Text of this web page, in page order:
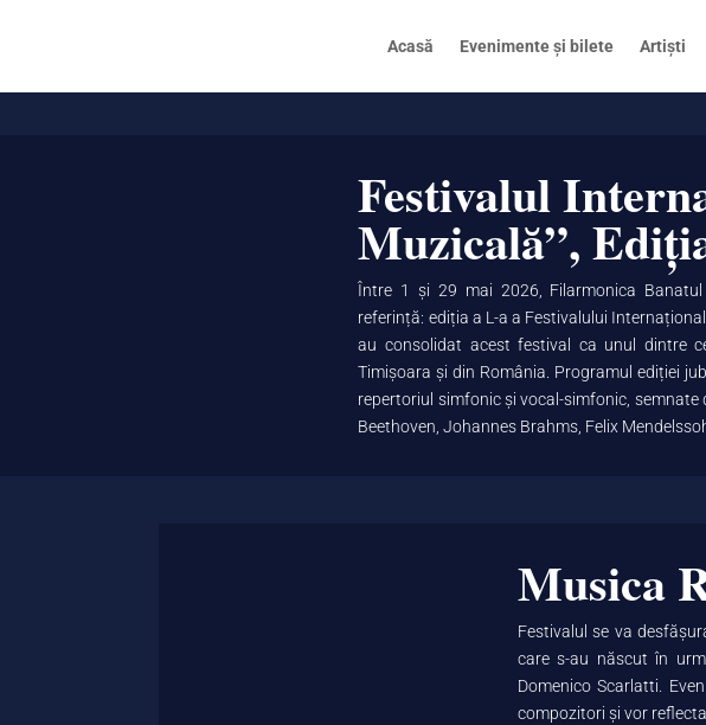
Acasă Evenimente și bilete Artiști
Festivalul
Muzicală”,
Între 1 și 29 mai 2026, Filarmonica
referință: ediția a L-a a Festivalului
au consolidat acest festival ca unul dintre
Timișoara și din România. Programul ediției
repertoriul simfonic și vocal-simfonic,
Beethoven, Johannes Brahms, Felix
Musica
Festivalul se va
care s-au născut în
Domenico Scarlatti.
compozitori și vor